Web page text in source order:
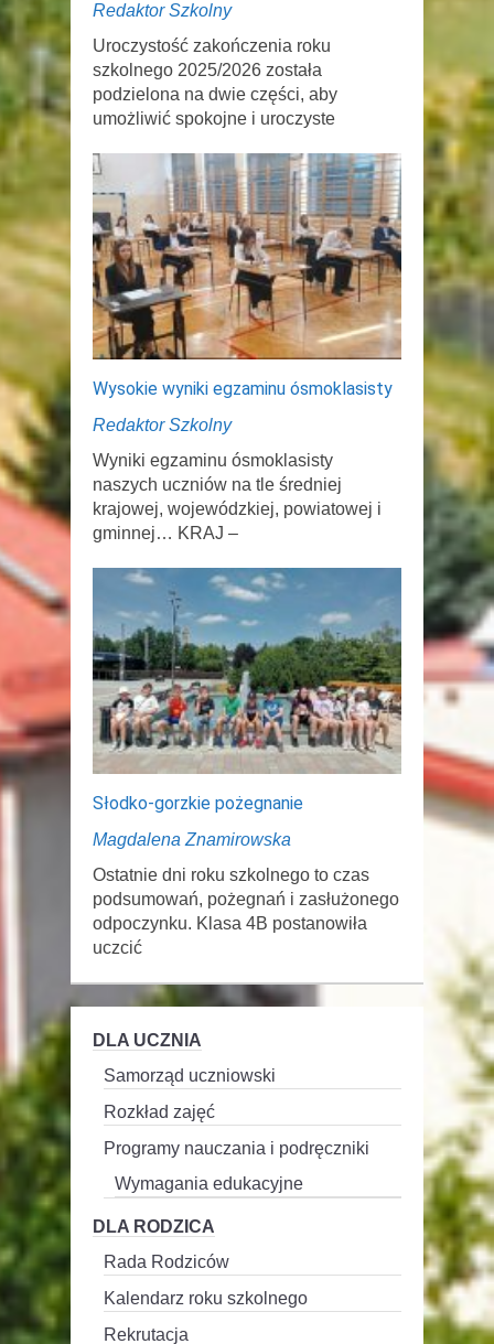
Redaktor Szkolny
Uroczystość zakończenia roku
szkolnego 2025/2026 została
podzielona na dwie części, aby
umożliwić spokojne i uroczyste
Wysokie wyniki egzaminu ósmoklasisty
Redaktor Szkolny
Wyniki egzaminu ósmoklasisty
naszych uczniów na tle średniej
krajowej, wojewódzkiej, powiatowej i
gminnej… KRAJ –
Słodko-gorzkie pożegnanie
Magdalena Znamirowska
Ostatnie dni roku szkolnego to czas
podsumowań, pożegnań i zasłużonego
odpoczynku. Klasa 4B postanowiła
uczcić
DLA UCZNIA
Samorząd uczniowski
Rozkład zajęć
Programy nauczania i podręczniki
Wymagania edukacyjne
DLA RODZICA
Rada Rodziców
Kalendarz roku szkolnego
Rekrutacja